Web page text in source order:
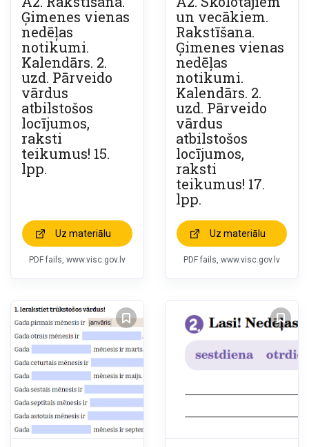
Ģimenes vienas
nedēļas
notikumi.
Kalendārs. 2.
uzd. Pārveido
vārdus
atbilstošos
locījumos,
raksti
teikumus! 15.
lpp.
Uz materiālu
PDF fails, www.visc.gov.lv
un vecākiem.
Rakstīšana.
Ģimenes vienas
nedēļas
notikumi.
Kalendārs. 2.
uzd. Pārveido
vārdus
atbilstošos
locījumos,
raksti
teikumus! 17.
lpp.
Uz materiālu
PDF fails, www.visc.gov.lv